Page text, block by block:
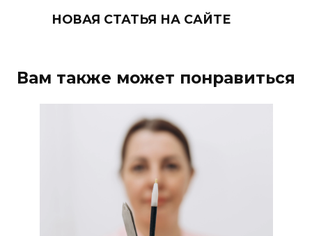
НОВАЯ СТАТЬЯ НА САЙТЕ
Вам также может понравиться